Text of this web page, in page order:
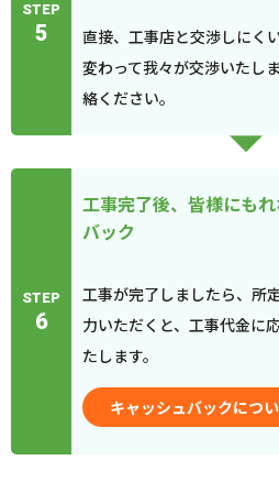
STEP
5
直接、工事店と交渉しにく
変わって我々が交渉いたし
絡ください。
STEP
6
工事完了後、皆様にも
バック
工事が完了しましたら、所
力いただくと、工事代金に
たします。
キャッシュバックにつ